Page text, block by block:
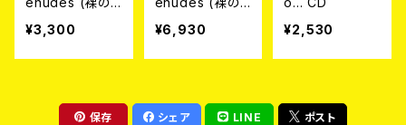
ラリーズ) / 拾得
¥3,300
ラリーズ) / 拾得
Jittoku ’76 2L
P
¥6,930
¥2,530
保存 シェア LINE ポスト